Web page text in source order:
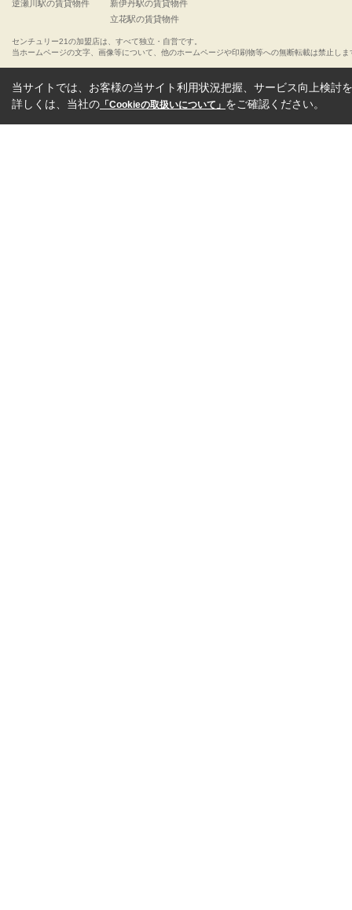
逆瀬川駅の賃貸物件
新伊丹駅の賃貸物件
立花駅の賃貸物件
センチュリー21の加盟店は、すべて独立・自営です。
当ホームページの文字、画像等について、他のホームページや印刷物等への無断転載は禁止しま
当サイトでは、お客様の当サイト利用状況把握、サービス向上検討
詳しくは、当社の 「Cookieの取扱いについて」 をご確認ください。